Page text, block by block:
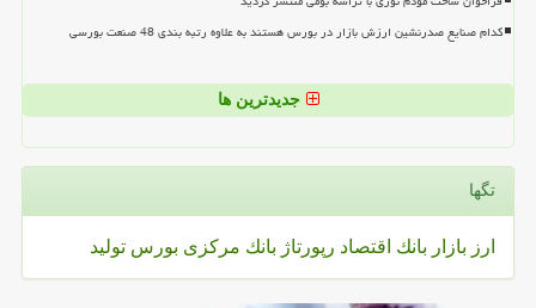
کدام صنایع صدرنشین ارزش بازار در بورس هستند به علاوه رتبه بندی 48 صنعت بورسی
جدیدترین ها
تگها
ارز بازار بانك اقتصاد رپورتاژ بانك مركزی بورس تولید